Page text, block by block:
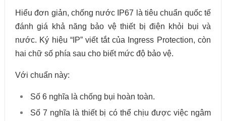
Hiểu đơn giản, chống nước IP67 là tiêu chuẩn quốc tế
đánh giá khả năng bảo vệ thiết bị điện khỏi bụi và
nước. Ký hiệu “IP” viết tắt của Ingress Protection, còn
hai chữ số phía sau cho biết mức độ bảo vệ.
Với chuẩn này:
Số 6 nghĩa là chống bụi hoàn toàn.
Số 7 nghĩa là thiết bị có thể chịu được việc ngâm